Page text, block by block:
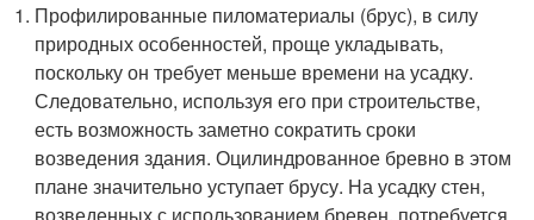
Профилированные пиломатериалы (брус), в силу
природных особенностей, проще укладывать,
поскольку он требует меньше времени на усадку.
Следовательно, используя его при строительстве,
есть возможность заметно сократить сроки
возведения здания. Оцилиндрованное бревно в этом
плане значительно уступает брусу. На усадку стен,